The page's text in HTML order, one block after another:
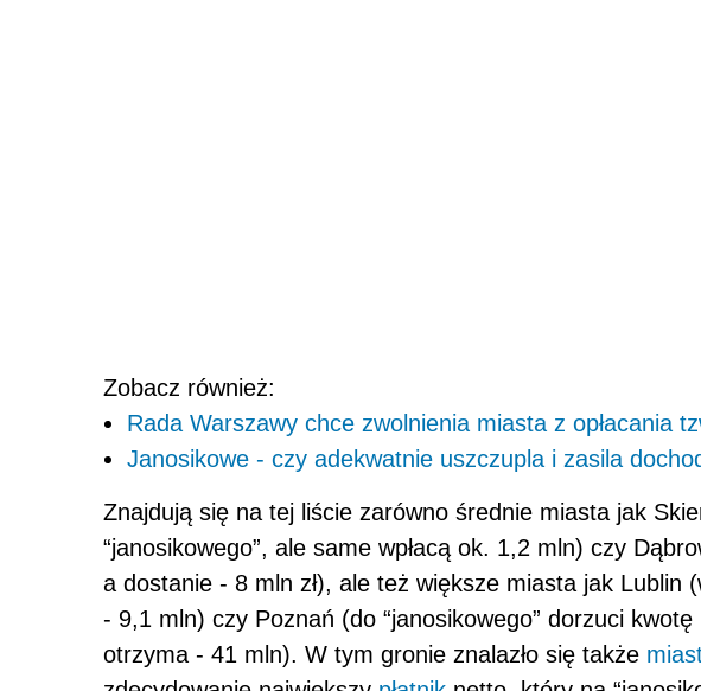
Zobacz również:
Rada Warszawy chce zwolnienia miasta z opłacania
Janosikowe - czy adekwatnie uszczupla i zasila
Znajdują się na tej liście zarówno średnie miasta jak
“janosikowego”, ale same wpłacą ok. 1,2 mln) czy
a dostanie - 8 mln zł), ale też większe miasta jak Lublin
- 9,1 mln) czy Poznań (do “janosikowego” dorzuci
otrzyma - 41 mln). W tym gronie znalazło się także